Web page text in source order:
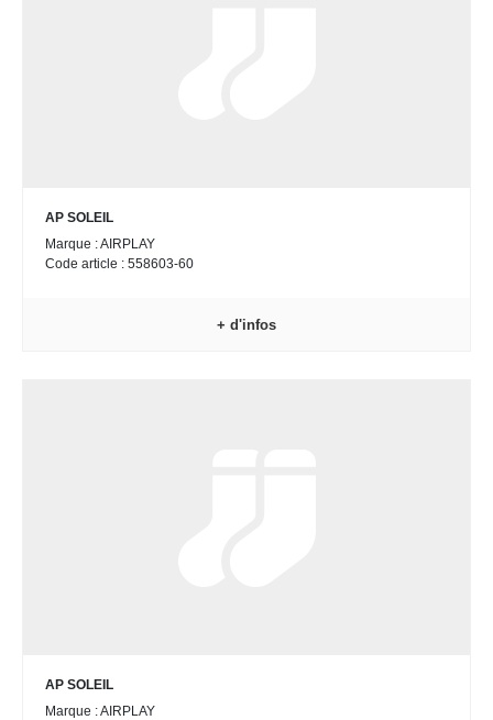
AP SOLEIL
Marque : AIRPLAY
Code article : 558603-60
+ d'infos
AP SOLEIL
Marque : AIRPLAY